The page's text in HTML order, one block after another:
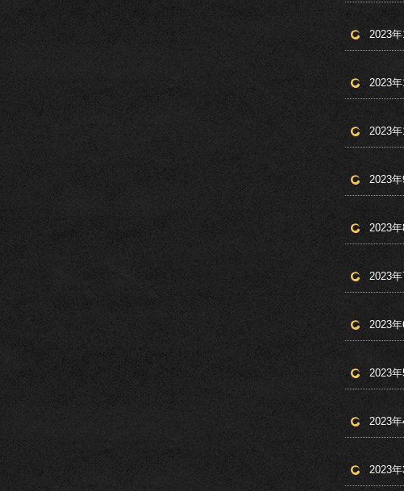
2023年
2023年
2023年
2023年
2023
2023年
2023年
2023年
2023年
2023年